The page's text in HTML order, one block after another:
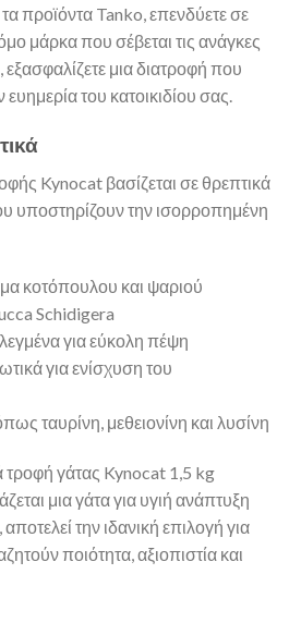
προϊόντα Tanko, επενδύετε σε
μάρκα που σέβεται τις ανάγκες
μια διατροφή που
ευημερία του κατοικιδίου σας.
Kynocat βασίζεται σε θρεπτικά
υποστηρίζουν την ισορροπημένη
κοτόπουλου και ψαριού
Schidigera
για εύκολη πέψη
για ενίσχυση του
ταυρίνη, μεθειονίνη και λυσίνη
γάτας Kynocat 1,5 kg
μια γάτα για υγιή ανάπτυξη
αποτελεί την ιδανική επιλογή για
ποιότητα, αξιοπιστία και